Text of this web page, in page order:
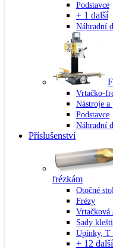
Podstavce
+ 1 další
Náhradní
Vrtačko-
Nástroje a
Podstavce
Náhradní
Příslušenství
frézkám
Otočné
Frézy
Sady
Upínky, T
+ 12